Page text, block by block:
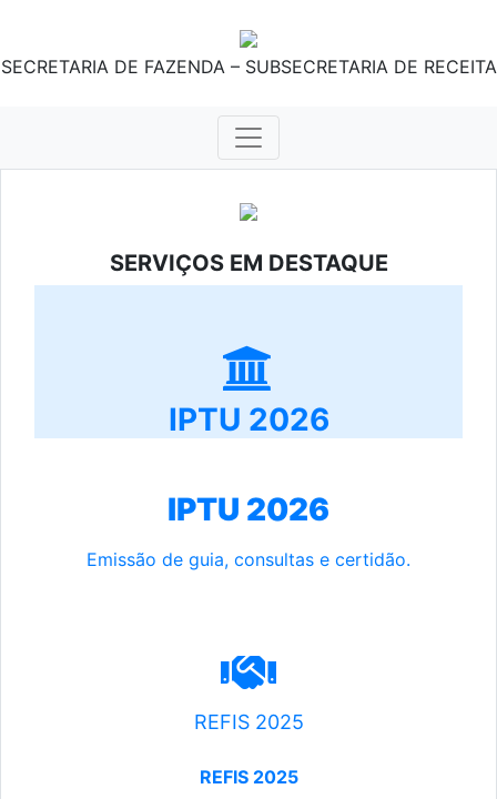
SECRETARIA DE FAZENDA – SUBSECRETARIA DE RECEITA
SERVIÇOS EM DESTAQUE
IPTU 2026
IPTU 2026
Emissão de guia, consultas e certidão.
REFIS 2025
REFIS 2025